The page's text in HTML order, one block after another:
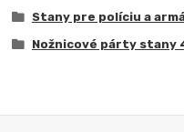
Stany pre políciu a
Nožnicové párty stany